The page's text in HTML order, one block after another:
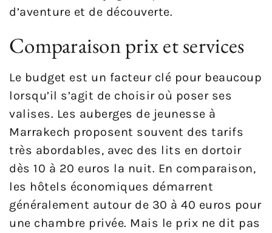
d’aventure et de découverte.
Comparaison prix et services
Le budget est un facteur clé pour beaucoup
lorsqu’il s’agit de choisir où poser ses
valises. Les auberges de jeunesse à
Marrakech proposent souvent des tarifs
très abordables, avec des lits en dortoir
dès 10 à 20 euros la nuit. En comparaison,
les hôtels économiques démarrent
généralement autour de 30 à 40 euros pour
une chambre privée. Mais le prix ne dit pas